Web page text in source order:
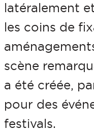
u
m
2
0
f
t
latéralement
les coins de
scène
a été créée,
pour des
festivals.